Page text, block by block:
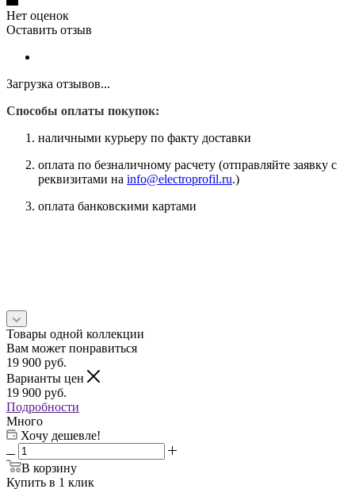
Нет оценок
Оставить отзыв
Загрузка отзывов...
Способы оплаты покупок:
наличными курьеру по факту доставки
оплата по безналичному расчету (отправляйте заявку с
реквизитами на info@electroprofil.ru.)
оплата банковскими картами
Товары одной коллекции
Вам может понравиться
19 900 руб.
Варианты цен
19 900 руб.
Подробности
Много
Хочу дешевле!
В корзину
Купить в 1 клик